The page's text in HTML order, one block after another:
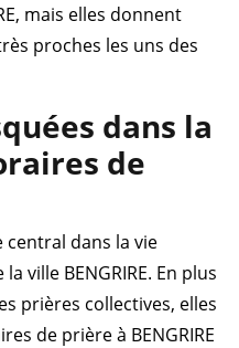
mais elles donnent
proches les uns des
dans la
de
dans la vie
ville BENGRIRE. En plus
prières collectives, elles
de prière à BENGRIRE